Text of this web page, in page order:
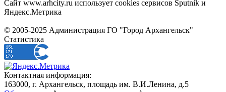
Сайт www.arhcity.ru использует cookies сервисов Sputnik и
Яндекс.Метрика
© 2005-2025 Администрация ГО "Город Архангельск"
Статистика
Контактная информация:
163000, г. Архангельск, площадь им. В.И.Ленина, д.5